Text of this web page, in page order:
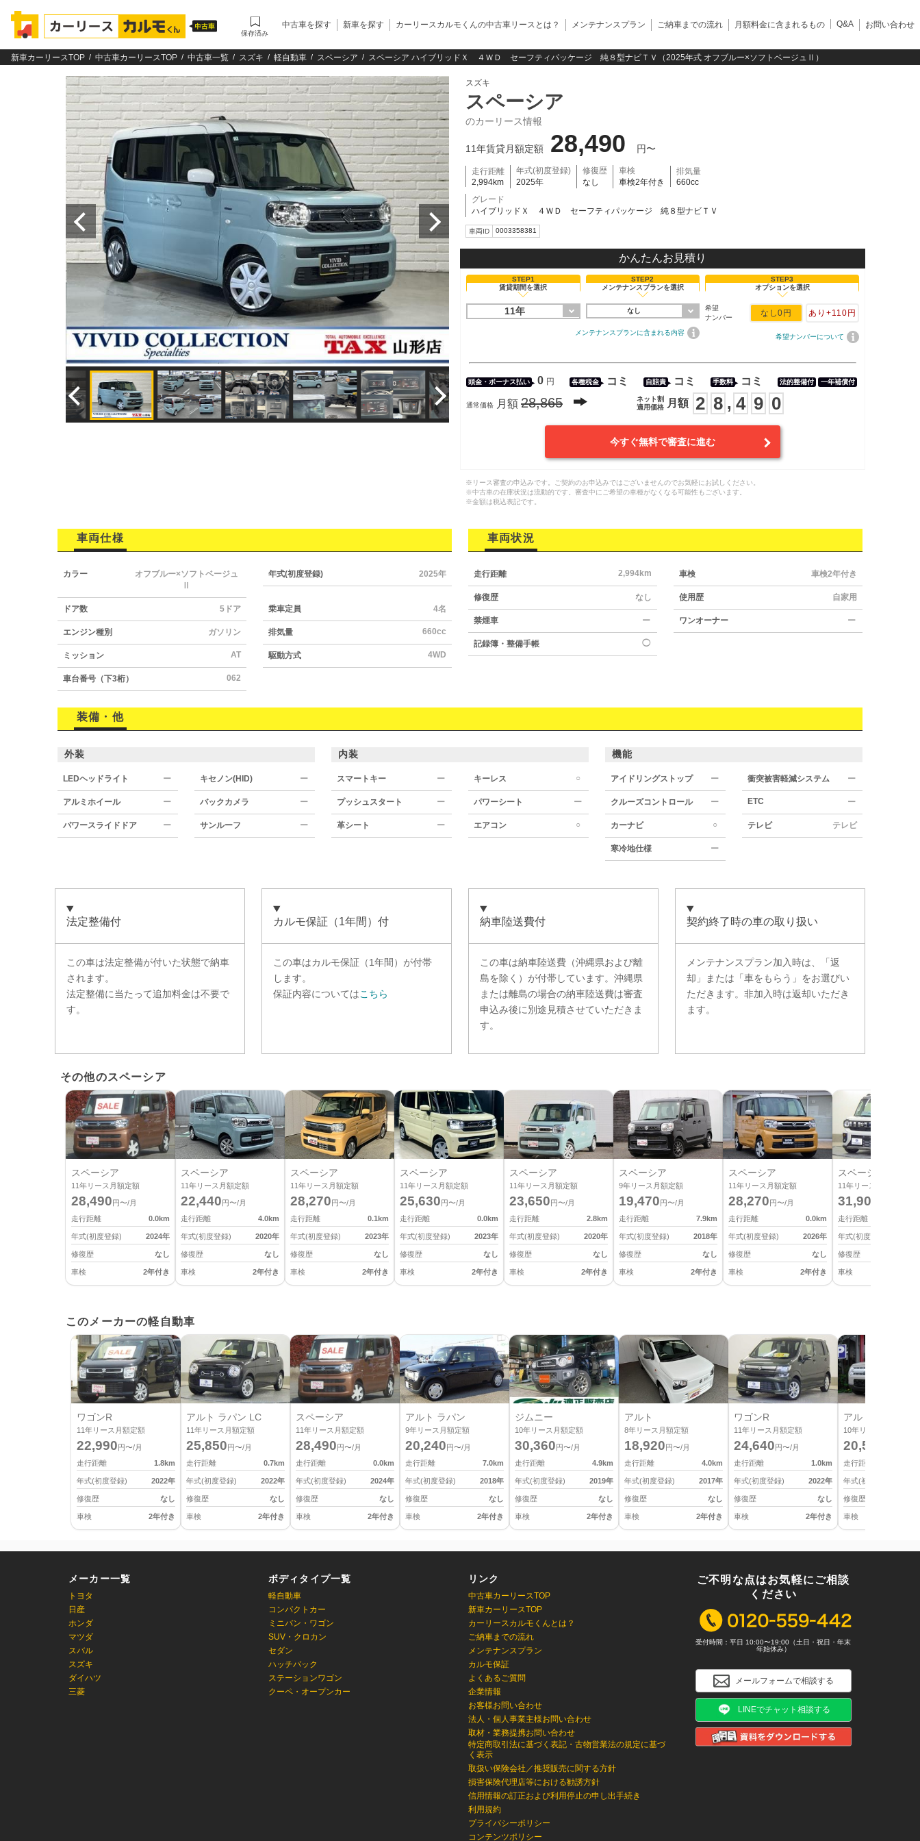
保存済み
中古車を探す 新車を探す カーリースカルモくんの中古車リースとは？ メンテナンスプラン ご納車までの流れ 月額料金に含まれるもの Q&A お問い合わせ
新車カーリースTOP 中古車カーリースTOP 中古車一覧 スズキ 軽自動車 スペーシア スペーシア ハイブリッドＸ ４ＷＤ セーフティパッケージ 純８型ナビＴＶ（2025年式 オフブルー×ソフトベージュⅡ）
スズキ
スペーシア
のカーリース情報
11年賃貸月額定額 28,490 円〜
走行距離
2,994km
年式(初度登録)
2025年
修復歴
なし
車検
車検2年付き
排気量
660cc
グレード
ハイブリッドＸ ４ＷＤ セーフティパッケージ 純８型ナビＴＶ
車両ID 0003358381
かんたんお見積り
STEP1
賃貸期間を選択
11年
STEP2
メンテナンスプランを選択
なし
メンテナンスプランに含まれる内容
STEP3
オプションを選択
希望
ナンバー
なし0円 あり +110円
希望ナンバーについて
頭金・ボーナス払い 0 円 各種税金 コミ 自賠責 コミ 手数料 コミ 法的整備付 一年補償付
通常価格 月額 28,865
ネット割
適用価格
月額 2 8 , 4 9 0
今すぐ無料で審査に進む
※リース審査の申込みです。ご契約のお申込みではございませんのでお気軽にお試しください。
※中古車の在庫状況は流動的です。審査中にご希望の車種がなくなる可能性もございます。
※金額は税込表記です。
車両仕様
カラー
オフブルー×ソフトベージュ
年式(初度登録) 2025年
ドア数 5ドア 乗車定員 4名
エンジン種別 ガソリン 排気量 660cc
ミッション AT 駆動方式 4WD
車台番号（下3桁） 062
車両状況
走行距離 2,994km 車検 車検2年付き
修復歴 なし 使用歴 自家用
禁煙車 ー ワンオーナー ー
記録簿・整備手帳 ◯
装備・他
外装
LEDヘッドライト ー キセノン(HID) ー
アルミホイール ー バックカメラ ー
パワースライドドア ー サンルーフ ー
内装
スマートキー ー キーレス ○
プッシュスタート ー パワーシート ー
革シート ー エアコン ○
機能
アイドリングストップ ー 衝突被害軽減システム ー
クルーズコントロール ー ETC ー
カーナビ ○ テレビ テレビ
寒冷地仕様 ー
法定整備付
この車は法定整備が付いた状態で納車
されます。
法定整備に当たって追加料金は不要で
す。
カルモ保証（1年間）付
この車はカルモ保証（1年間） が付帯
します。
保証内容についてはこちら
納車陸送費付
この車は納車陸送費（沖縄県および離
島を除く）が付帯しています。沖縄県
または離島の場合の納車陸送費は審査
申込み後に別途見積させていただきま
す。
契約終了時の車の取り扱い
メンテナンスプラン加入時は、「返
却」または「車をもらう」をお選びい
ただきます。非加入時は返却いただき
ます。
その他のスペーシア
スペーシア
11年リース月額定額
28,490 円〜/月
走行距離
0.0km
年式(初度登録) 2024年
修復歴 なし
車検 2年付き
スペーシア
11年リース月額定額
22,440 円〜/月
走行距離
4.0km
年式(初度登録) 2020年
修復歴 なし
車検 2年付き
スペーシア
11年リース月額定額
28,270 円〜/月
走行距離
0.1km
年式(初度登録) 2023年
修復歴 なし
車検 2年付き
スペーシア
11年リース月額定額
25,630 円〜/月
走行距離
0.0km
年式(初度登録) 2023年
修復歴 なし
車検 2年付き
スペーシア
11年リース月額定額
23,650 円〜/月
走行距離
2.8km
年式(初度登録) 2020年
修復歴 なし
車検 2年付き
スペーシア
9年リース月額定額
19,470 円〜/月
走行距離
7.9km
年式(初度登録) 2018年
修復歴 なし
車検 2年付き
スペーシア
11年リース月額定額
28,270 円〜/月
走行距離
0.0km
年式(初度登録) 2026年
修復歴 なし
車検 2年付き
スペーシア
11年リース月額定額
31,900
走行距離
年式(初度登録)
修復歴
車検
このメーカーの軽自動車
ワゴンR
11年リース月額定額
22,990 円〜/月
走行距離
1.8km
年式(初度登録) 2022年
修復歴 なし
車検 2年付き
アルト ラパン LC
11年リース月額定額
25,850 円〜/月
走行距離
0.7km
年式(初度登録) 2022年
修復歴 なし
車検 2年付き
スペーシア
11年リース月額定額
28,490 円〜/月
走行距離
0.0km
年式(初度登録) 2024年
修復歴 なし
車検 2年付き
アルト ラパン
9年リース月額定額
20,240 円〜/月
走行距離
7.0km
年式(初度登録) 2018年
修復歴 なし
車検 2年付き
ジムニー
10年リース月額定額
30,360 円〜/月
走行距離
4.9km
年式(初度登録) 2019年
修復歴 なし
車検 2年付き
アルト
8年リース月額定額
18,920 円〜/月
走行距離
4.0km
年式(初度登録) 2017年
修復歴 なし
車検 2年付き
ワゴンR
11年リース月額定額
24,640 円〜/月
走行距離
1.0km
年式(初度登録) 2022年
修復歴 なし
車検 2年付き
アルト ラパン
10年リース月額定額
20,570
走行距離
年式(初度登録)
修復歴
車検
メーカー一覧
トヨタ
日産
ホンダ
マツダ
スバル
スズキ
ダイハツ
三菱
ボディタイプ一覧
軽自動車
コンパクトカー
ミニバン・ワゴン
SUV・クロカン
セダン
ハッチバック
ステーションワゴン
クーペ・オープンカー
リンク
中古車カーリースTOP
新車カーリースTOP
カーリースカルモくんとは？
ご納車までの流れ
メンテナンスプラン
カルモ保証
よくあるご質問
企業情報
お客様お問い合わせ
法人・個人事業主様お問い合わせ
取材・業務提携お問い合わせ
特定商取引法に基づく表記・古物営業法の規定に基づ
く表示
取扱い保険会社／推奨販売に関する方針
損害保険代理店等における勧誘方針
信用情報の訂正および利用停止の申し出手続き
利用規約
プライバシーポリシー
コンテンツポリシー
ご不明な点はお気軽にご相談
ください
受付時間：平日 10:00〜19:00（土日・祝日・年末
年始休み）
メールフォームで相談する
LINEでチャット相談する